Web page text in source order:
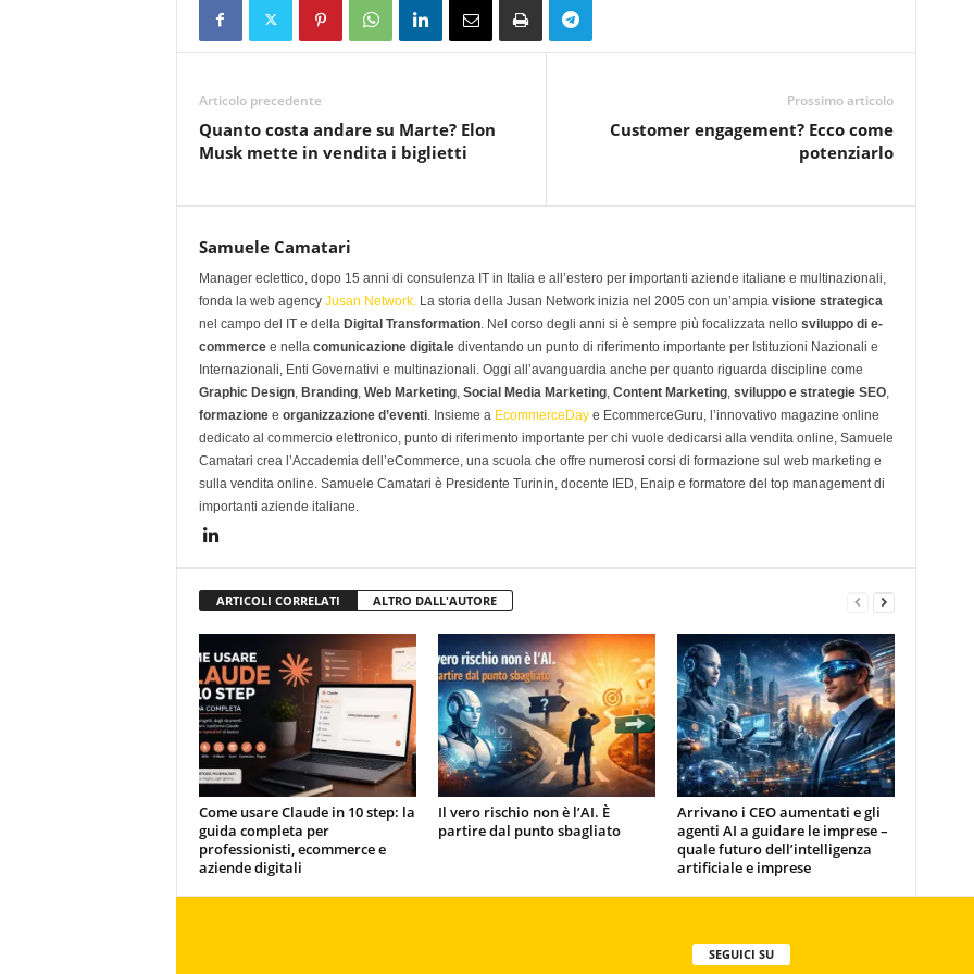
Articolo precedente
Quanto costa andare su Marte? Elon
Musk mette in vendita i biglietti
Prossimo articolo
Customer engagement? Ecco come
potenziarlo
Samuele Camatari
Manager eclettico, dopo 15 anni di consulenza IT in Italia e all’estero per importanti aziende italiane e multinazionali,
fonda la web agency Jusan Network.La storia della Jusan Network inizia nel 2005 con un’ampia visione strategica
nel campo del IT e della Digital Transformation. Nel corso degli anni si è sempre più focalizzata nello sviluppo di e-
commercee nella comunicazione digitalediventando un punto di riferimento importante per Istituzioni Nazionali e
Internazionali, Enti Governativi e multinazionali. Oggi all’avanguardia anche per quanto riguarda discipline come
Graphic Design, Branding, Web Marketing, Social Media Marketing, Content Marketing, sviluppo e strategie SEO,
formazionee organizzazione d’eventi. Insieme a EcommerceDaye EcommerceGuru, l’innovativo magazine online
dedicato al commercio elettronico, punto di riferimento importante per chi vuole dedicarsi alla vendita online, Samuele
Camatari crea l’Accademia dell’eCommerce, una scuola che offre numerosi corsi di formazione sul web marketing e
sulla vendita online. Samuele Camatari è Presidente Turinin, docente IED, Enaip e formatore del top management di
importanti aziende italiane.
ARTICOLI CORRELATI ALTRO DALL'AUTORE
Come usare Claude in 10 step: la
guida completa per
professionisti, ecommerce e
aziende digitali
Il vero rischio non è l’AI. È
partire dal punto sbagliato
Arrivano i CEO aumentati e gli
agenti AI a guidare le imprese –
quale futuro dell’intelligenza
artificiale e imprese
SEGUICI SU